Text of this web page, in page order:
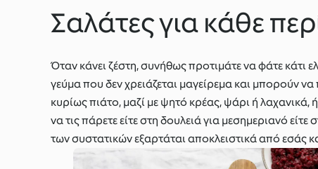
Σαλάτες για κάθε
Όταν κάνει ζέστη, συνήθως προτιμάτε να φάτε κάτι
γεύμα που δεν χρειάζεται μαγείρεμα και μπορούν
κυρίως πιάτο, μαζί με ψητό κρέας, ψάρι ή λαχανικά,
να τις πάρετε είτε στη δουλειά για μεσημεριανό
των συστατικών εξαρτάται αποκλειστικά από εσάς